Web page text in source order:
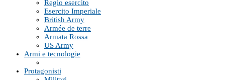
Regio esercito
Esercito Imperiale
British Army
Armée de terre
Armata Rossa
US Army
Armi e tecnologie
Protagonisti